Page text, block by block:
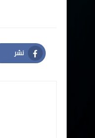
نشر
Facebook